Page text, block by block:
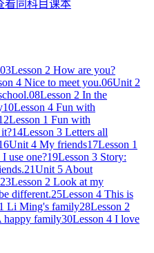
看同科目课本
03Lesson 2 How are you?
4 Nice to meet you.06Unit 2
08Lesson 2 In the
10Lesson 4 Fun with
Lesson 1 Fun with
14Lesson 3 Letters all
Unit 4 My friends17Lesson 1
use one?19Lesson 3 Story:
21Unit 5 About
23Lesson 2 Look at my
different.25Lesson 4 This is
Li Ming's family28Lesson 2
happy family30Lesson 4 I love